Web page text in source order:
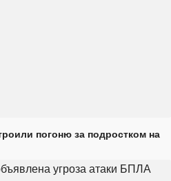
погоню за подростком на